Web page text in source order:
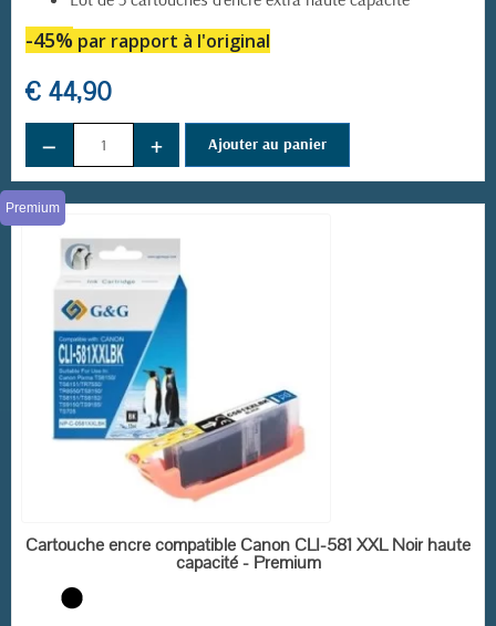
-45% par rapport à l'original
€ 44,90
− + Ajouter au panier
EN STOCK
Premium
Cartouche encre compatible Canon CLI-581 XXL Noir haute
capacité - Premium